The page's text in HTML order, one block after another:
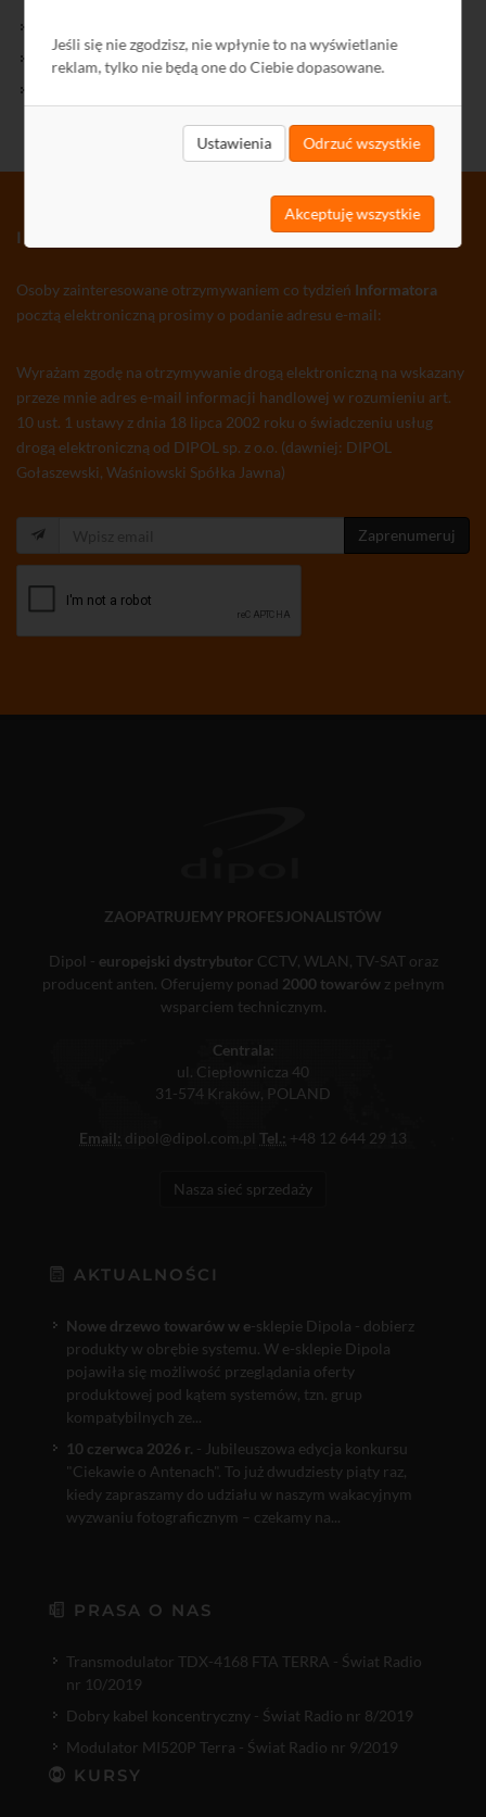
Jeśli się nie zgodzisz, nie wpłynie to na wyświetlanie
reklam, tylko nie będą one do Ciebie dopasowane.
Ustawienia Odrzuć wszystkie
Akceptuję wszystkie
Polityka Prywatności
INFORMATOR TV-SAT CCTV WLAN
Osoby zainteresowane otrzymywaniem co tydzień Informatora
pocztą elektroniczną prosimy o podanie adresu e-mail:
Wyrażam zgodę na otrzymywanie drogą elektroniczną na wskazany
przeze mnie adres e-mail informacji handlowej w rozumieniu art.
10 ust. 1 ustawy z dnia 18 lipca 2002 roku o świadczeniu usług
drogą elektroniczną od DIPOL sp. z o.o. (dawniej: DIPOL
Gołaszewski, Waśniowski Spółka Jawna)
Zaprenumeruj
ZAOPATRUJEMY PROFESJONALISTÓW
Dipol - europejski dystrybutor CCTV, WLAN, TV-SAT oraz
producent anten. Oferujemy ponad 2000 towarówz pełnym
wsparciem technicznym.
Centrala:
ul. Ciepłownicza 40
31-574 Kraków, POLAND
Email: dipol@dipol.com.pl Tel.: +48 12 644 29 13
Nasza sieć sprzedaży
AKTUALNOŚCI
Nowe drzewo towarów w e-sklepie Dipola - dobierz
produkty w obrębie systemu. W e-sklepie Dipola
pojawiła się możliwość przeglądania oferty
produktowej pod kątem systemów, tzn. grup
kompatybilnych ze...
10 czerwca 2026 r. - Jubileuszowa edycja konkursu
"Ciekawie o Antenach". To już dwudziesty piąty raz,
kiedy zapraszamy do udziału w naszym wakacyjnym
wyzwaniu fotograficznym – czekamy na...
PRASA O NAS
Transmodulator TDX-4168 FTA TERRA - Świat Radio
nr 10/2019
Dobry kabel koncentryczny - Świat Radio nr 8/2019
Modulator MI520P Terra - Świat Radio nr 9/2019
KURSY